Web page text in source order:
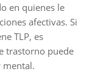
en quienes le
afectivas. Si
TLP, es
trastorno puede
mental.